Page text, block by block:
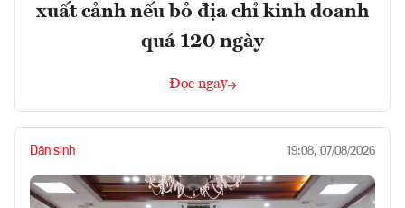
xuất cảnh nếu bỏ địa chỉ kinh doanh
quá 120 ngày
Đọc ngay
Dân sinh 19:08, 07/08/2026